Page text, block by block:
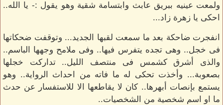
ولمعت عينيه ببريق عابث وابتسامة شقية وهو يقول :- يا الله..
احكى يا زهرة زاد...
انفجرت ضاحكة بعد ما سمعت لقبها الجديد... وتوقفت ضحكاتها
فى خجل.. وهى تجده يتفرس فيها.. وفى ملامح وجهها الباسم..
والذى أشرق كشمس فى منتصف الليل.. تداركت خجلها
بصعوبة... وأخذت تحكى له ما فاته من احداث الرواية.. وهو
يستمع بإنصات أبهرها.. كان لا يقاطعها الا للاستفسار عن حدث
ما او اسم شخصية من الشخصيات..